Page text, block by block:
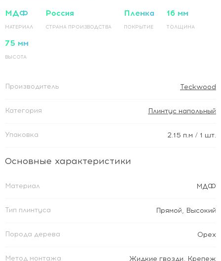
МДФ
МАТЕРИАЛ
Россия
СТРАНА ПРОИЗВОДСТВА
Пленка
ПОКРЫТИЕ
16 мм
ТОЛЩИНА
75 мм
ВЫСОТА
Производитель Teckwood
Категория Плинтус напольный
Упаковка 2.15 п.м / 1 шт.
Основные характеристики
Материал МДФ
Тип плинтуса Прямой, Высокий
Порода дерева Орех
Метод монтажа Жидкие гвозди, Крепеж